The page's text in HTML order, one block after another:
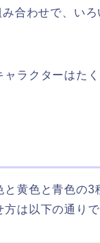
合わせで、いろ
ャラクターはた
と黄色と青色の3
は以下の通りで